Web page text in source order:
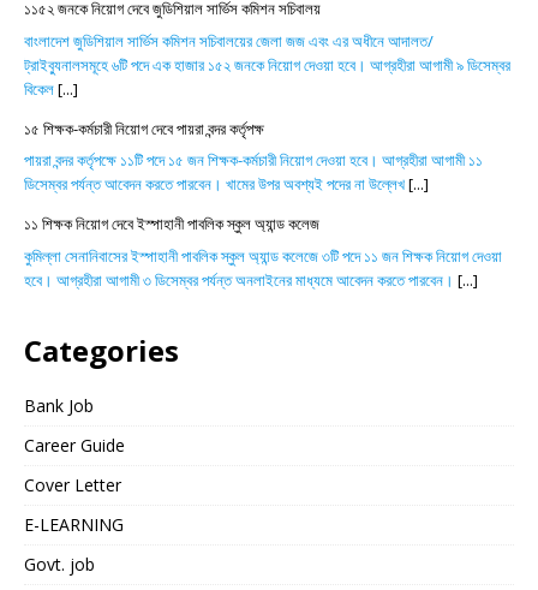
১১৫২ জনকে নিয়োগ দেবে জুডিশিয়াল সার্ভিস কমিশন সচিবালয়
বাংলাদেশ জুডিশিয়াল সার্ভিস কমিশন সচিবালয়ের জেলা জজ এবং এর অধীনে আদালত/
ট্রাইব্যুনালসমূহে ৬টি পদে এক হাজার ১৫২ জনকে নিয়োগ দেওয়া হবে। আগ্রহীরা আগামী ৯ ডিসেম্বর
বিকেল[...]
১৫ শিক্ষক-কর্মচারী নিয়োগ দেবে পায়রা বন্দর কর্তৃপক্ষ
পায়রা বন্দর কর্তৃপক্ষে ১১টি পদে ১৫ জন শিক্ষক-কর্মচারী নিয়োগ দেওয়া হবে। আগ্রহীরা আগামী ১১
ডিসেম্বর পর্যন্ত আবেদন করতে পারবেন। খামের উপর অবশ্যই পদের না উল্লেখ[...]
১১ শিক্ষক নিয়োগ দেবে ইস্পাহানী পাবলিক স্কুল অ্যান্ড কলেজ
কুমিল্লা সেনানিবাসের ইস্পাহানী পাবলিক স্কুল অ্যান্ড কলেজে ৩টি পদে ১১ জন শিক্ষক নিয়োগ দেওয়া
হবে। আগ্রহীরা আগামী ৩ ডিসেম্বর পর্যন্ত অনলাইনের মাধ্যমে আবেদন করতে পারবেন। [...]
Categories
Bank Job
Career Guide
Cover Letter
E-LEARNING
Govt. job